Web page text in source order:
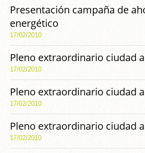
Presentación campaña de
energético
17/02/2010
Pleno extraordinario ciudad
17/02/2010
Pleno extraordinario ciudad
17/02/2010
Pleno extraordinario ciudad
17/02/2010